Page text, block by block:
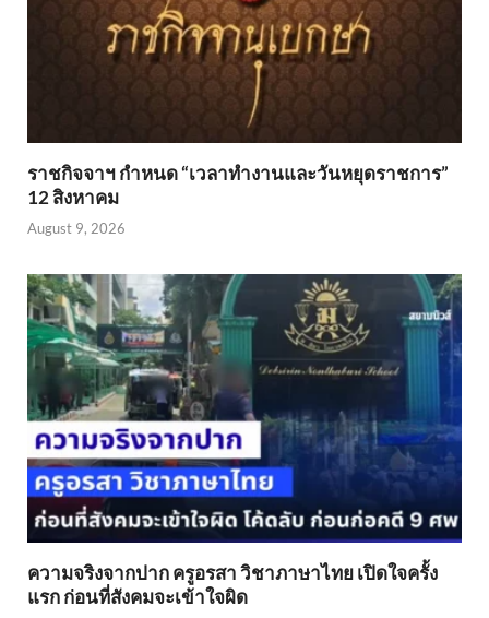
ราชกิจจาฯ กำหนด “เวลาทำงานและวันหยุดราชการ”
12 สิงหาคม
August 9, 2026
ความจริงจากปาก ครูอรสา วิชาภาษาไทย เปิดใจครั้ง
แรก ก่อนที่สังคมจะเข้าใจผิด